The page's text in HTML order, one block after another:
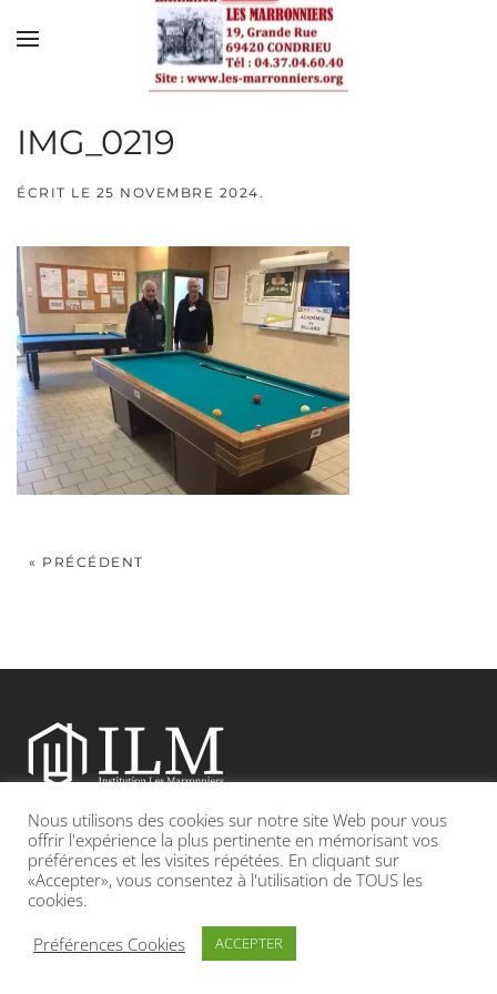
Skip to main content
IMG_0219
ÉCRIT LE 25 NOVEMBRE 2024.
« PRÉCÉDENT
Etablissement catholique sous contrat d’association avec l’Etat
Adresse : 19, Grande rue 69420 CONDRIEU
INFOS LÉGALES POLITIQUE DE CONFIDENTIALITÉ
Nous utilisons des cookies sur notre site Web pour vous
offrir l'expérience la plus pertinente en mémorisant vos
préférences et les visites répétées. En cliquant sur
«Accepter», vous consentez à l'utilisation de TOUS les
cookies.
Préférences Cookies
ACCEPTER